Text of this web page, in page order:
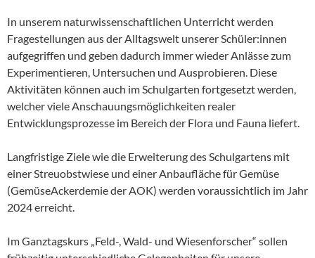
In unserem naturwissenschaftlichen Unterricht werden
Fragestellungen aus der Alltagswelt unserer Schüler:innen
aufgegriffen und geben dadurch immer wieder Anlässe zum
Experimentieren, Untersuchen und Ausprobieren. Diese
Aktivitäten können auch im Schulgarten fortgesetzt werden,
welcher viele Anschauungsmöglichkeiten realer
Entwicklungsprozesse im Bereich der Flora und Fauna liefert.
Langfristige Ziele wie die Erweiterung des Schulgartens mit
einer Streuobstwiese und einer Anbaufläche für Gemüse
(GemüseAckerdemie der AOK) werden voraussichtlich im Jahr
2024 erreicht.
Im Ganztagskurs „Feld-, Wald- und Wiesenforscher“ sollen